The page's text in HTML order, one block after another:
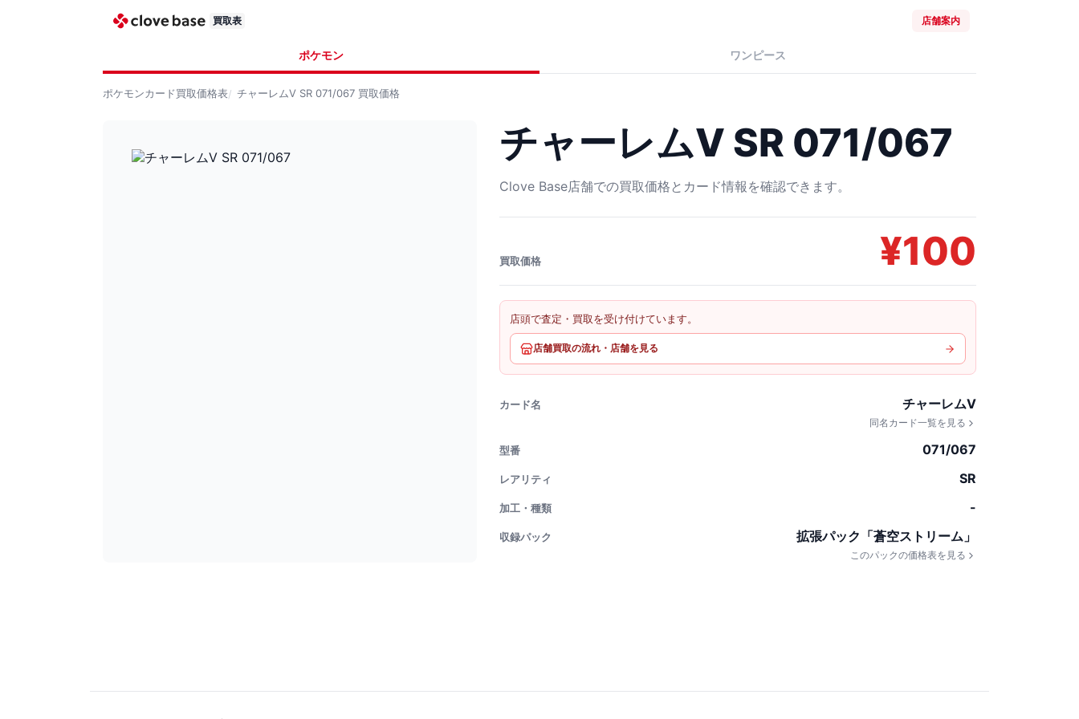
買取表 店舗案内
ポケモン ワンピース
ポケモンカード買取価格表 チャーレムV SR 071/067 買取価格
チャーレムV SR 071/067
Clove Base店舗での買取価格とカード情報を確認できます。
買取価格 ¥100
店頭で査定・買取を受け付けています。
店舗買取の流れ・店舗を見る
カード名 チャーレムV
同名カード一覧を見る
型番 071/067
レアリティ SR
加工・種類 -
収録パック 拡張パック「蒼空ストリーム」
このパックの価格表を見る